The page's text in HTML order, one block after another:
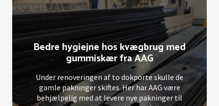
Bedre hygiejne hos kvægbrug med
gummiskær fra AAG
Under renoveringen af to dokporte skulle de
gamle pakninger skiftes. Her har AAG være
behjælpelig med at levere nye pakninger til